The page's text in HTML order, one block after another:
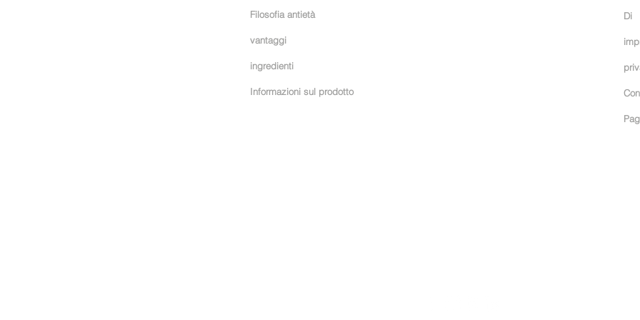
Filosofia antietà
vantaggi
ingredienti
Informazioni sul prodotto
Di